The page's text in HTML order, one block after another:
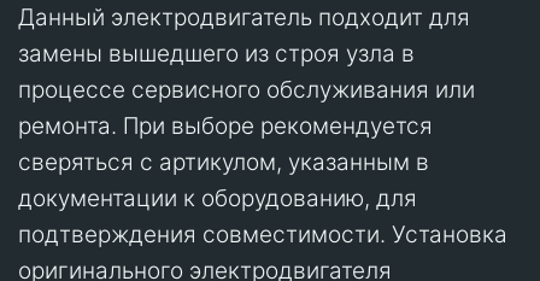
Данный электродвигатель подходит для
замены вышедшего из строя узла в
процессе сервисного обслуживания или
ремонта. При выборе рекомендуется
сверяться с артикулом, указанным в
документации к оборудованию, для
подтверждения совместимости. Установка
оригинального электродвигателя